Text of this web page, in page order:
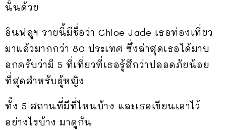
นั้นด้วย
อินฟลูฯ รายนี้มีชื่อว่า Chloe Jade เธอท่องเที่ยว
มาแล้วมากกว่า 80 ประเทศ ซึ่งล่าสุดเธอได้มาบ
อกครับว่ามี 5 ที่เที่ยวที่เธอรู้สึกว่าปลอดภัยน้อย
ที่สุดสำหรับผู้หญิง
ทั้ง 5 สถานที่มีที่ไหนบ้าง และเธอเขียนเอาไว้
อย่างไรบ้าง มาดูกัน